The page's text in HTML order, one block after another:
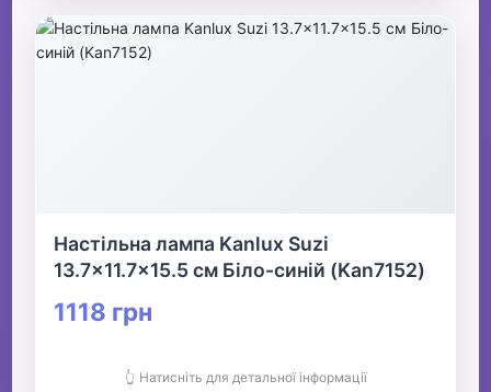
Настільна лампа Kanlux Suzi
13.7x11.7x15.5 см Біло-синій (Kan7152)
1118 грн
👆 Натисніть для детальної інформації